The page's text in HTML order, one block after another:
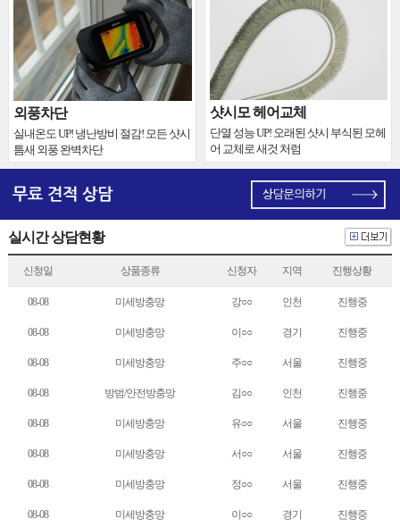
외풍차단
실내온도 UP! 냉난방비 절감! 모든 샷시
틈새 외풍 완벽차단
샷시모 헤어교체
단열 성능 UP! 오래된 샷시 부식된 모헤
어 교체로 새것 처럼
실시간 상담현황
신청일 상품종류 신청자 지역 진행상황
08-08 미세방충망 강○○ 인천 진행중
08-08 미세방충망 이○○ 경기 진행중
08-08 미세방충망 주○○ 서울 진행중
08-08 방범/안전방충망 김○○ 인천 진행중
08-08 미세방충망 유○○ 서울 진행중
08-08 미세방충망 서○○ 서울 진행중
08-08 미세방충망 정○○ 서울 진행중
08-08 미세방충망 이○○ 경기 진행중